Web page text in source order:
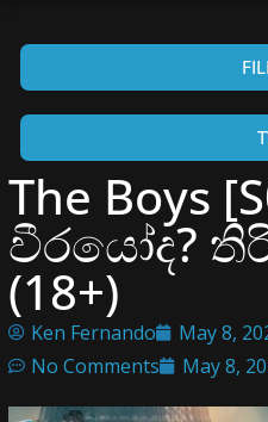
The Boys
වීරයෝද?
(18+)
Ken Fernando May 8,
No Comments
May 8,